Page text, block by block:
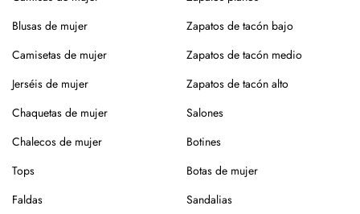
secar en percha y a la sombra para conservar la forma y el
color.
¿Vas a usar lavadora? Elige un programa delicado en frío,
puedan dañar el tejido.
Para el planchado, utiliza temperatura media y, si puedes,
plancha del revés. Así evitarás brillos o marcas.
Blusas de mujer
Camisetas de mujer
Jerséis de mujer
Chaquetas de mujer
Chalecos de mujer
Tops
Faldas
Zapatos de tacón bajo
Zapatos de tacón medio
Zapatos de tacón alto
Salones
Botines
Botas de mujer
Sandalias